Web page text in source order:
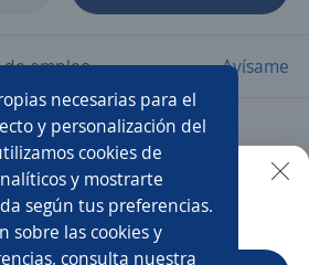
necesarias para el
y personalización del
cookies de
y mostrarte
según tus preferencias.
sobre las cookies y
consulta nuestra
empleo Avísame
Auxiliar administrativo/a
Domiciliario/a con moto
más fácil en la app